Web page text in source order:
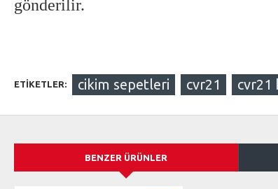
gönderilir.
ETIKETLER: cikim sepetleri cvr21 cvr21
BENZER ÜRÜNLER